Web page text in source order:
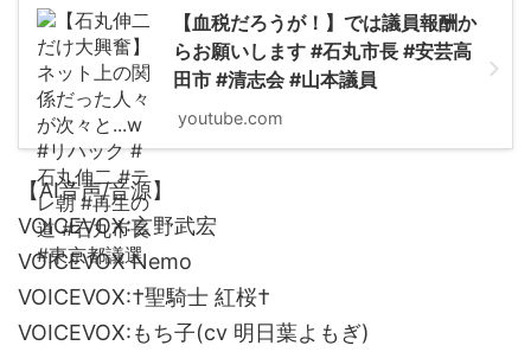
【血税だろうが！】では議員報酬か
らお願いします #石丸市長 #安芸高
田市 #清志会 #山本議員
youtube.com
【AI音声/音源】
VOICEVOX:玄野武宏
VOICEVOX Nemo
VOICEVOX:†聖騎士 紅桜†
VOICEVOX:もち子(cv 明日葉よもぎ)